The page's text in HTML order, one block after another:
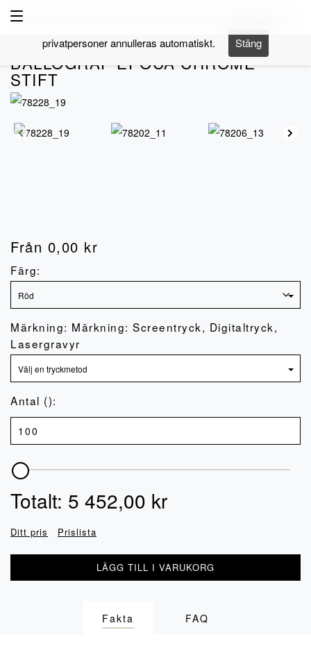
Navigering
NX-40004-
BALLOGRAF EPOCA CHROME
STIFT
Från 0,00 kr
Färg:
Märkning: Märkning: Screentryck, Digitaltryck,
Lasergravyr
Antal ():
Totalt: 5 452,00 kr
Ditt pris Prislista
LÄGG TILL I VARUKORG
Fakta FAQ
Vänligen notera att vi endast säljer till företag. Order lagda av
privatpersoner annulleras automatiskt.
Stäng